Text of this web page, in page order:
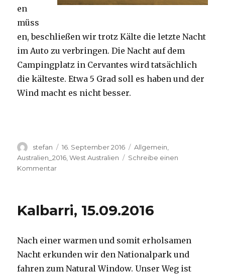
en
müss
en, beschließen wir trotz Kälte die letzte Nacht
im Auto zu verbringen. Die Nacht auf dem
Campingplatz in Cervantes wird tatsächlich
die kälteste. Etwa 5 Grad soll es haben und der
Wind macht es nicht besser.
Autor
stefan
Veröffentlicht
am
16. September 2016 Kategorien
Allgemein
Australien_2016 ,West Australien
Schreibe einen
Kommentarzu
Kalbarri, 15.09.2016
Nach einer warmen und somit erholsamen
Nacht erkunden wir den Nationalpark und
fahren zum Natural Window. Unser Weg ist